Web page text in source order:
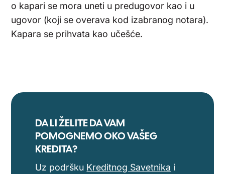
o kapari se mora uneti u predugovor kao i u
ugovor (koji se overava kod izabranog notara).
Kapara se prihvata kao učešće.
DA LI ŽELITE DA VAM
POMOGNEMO OKO VAŠEG
KREDITA?
Uz podršku Kreditnog Savetnika i